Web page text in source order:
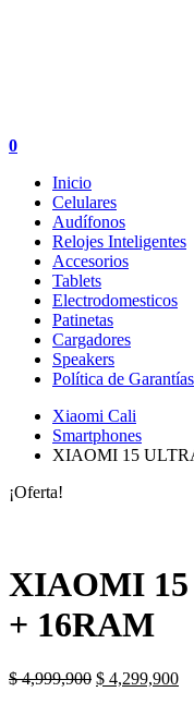
0
Inicio
Celulares
Audífonos
Relojes Inteligentes
Accesorios
Tablets
Electrodomesticos
Patinetas
Cargadores
Speakers
Política de Garantías
Xiaomi Cali
Smartphones
XIAOMI 15
¡Oferta!
XIAOMI 15
+ 16RAM
$4,999,900 El
$ 4,299,900El